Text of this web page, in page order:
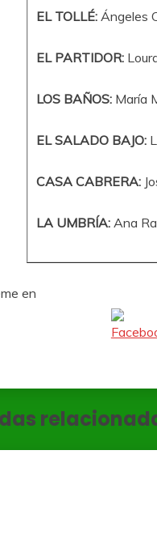
EL TOLLÉ: Ángeles
EL PARTIDOR:
LOS BAÑOS: María
EL SALADO BAJO:
CASA CABRERA:
LA UMBRÍA:Ana
en